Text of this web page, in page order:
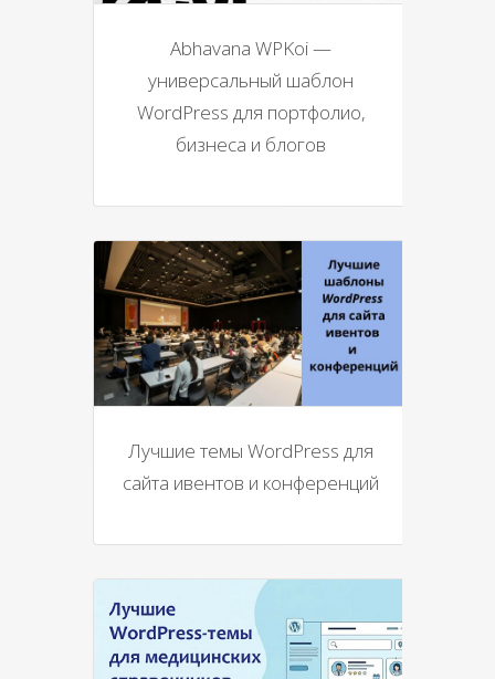
Abhavana WPKoi —
универсальный шаблон
WordPress для портфолио,
бизнеса и блогов
Лучшие темы WordPress для
сайта ивентов и конференций